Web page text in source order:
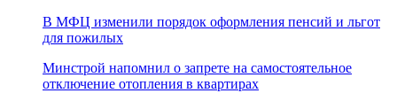
В МФЦ изменили порядок оформления пенсий и льгот
для пожилых
Минстрой напомнил о запрете на самостоятельное
отключение отопления в квартирах